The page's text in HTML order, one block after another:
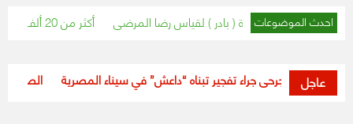
احدث الموضوعات أكثر من 20 ألف مستفيد من خدمات العيادات الخارجية في مستشفى بدر العام بجدة يطلق مبادرة ( بادر ) لقياس رضا المرضى
عاجل “الصحة”: خلال 24 ساعة.. تعافي (188) حالة من قتيل و3 جرحى جراء تفجير تبناه “داعش” في سيناء المصرية